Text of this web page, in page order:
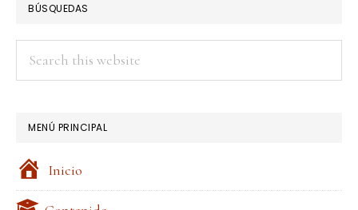
BÚSQUEDAS
MENÚ PRINCIPAL
Inicio